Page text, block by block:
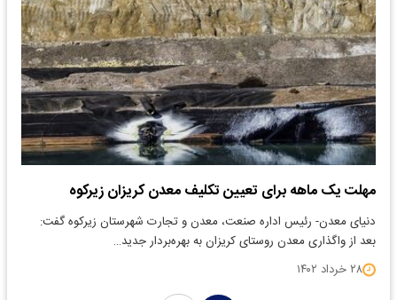
مهلت یک ماهه برای تعیین تکلیف معدن کریزان زیرکوه
دنیای معدن- رئیس اداره صنعت، معدن و تجارت شهرستان زیرکوه گفت:
بعد از واگذاری معدن روستای کریزان به بهره‌بردار جدید…
۲۸ خرداد ۱۴۰۲